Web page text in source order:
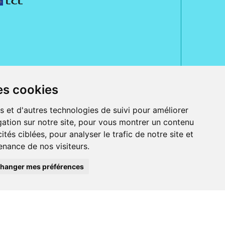
cookies
et d'autres technologies de suivi pour améliorer
sur notre site, pour vous montrer un contenu
ciblées, pour analyser le trafic de notre site et
de nos visiteurs.
mes préférences
Jeanne d' Harcourt, 80300 Albert.
ordonnance.
et iPod touch), ou sur Google Play (pour Androïd 5.0 ou version
Bancontact, PayPal.
beauté et bien-être ainsi que différents services : suivi personnalisé,
la peau, des cheveux...), mesure de la glycémie, perruques.
Pharmactiv réunit près de 1500 adhérents pharmaciens autour d' un
médical sous sa marque BetterLife.